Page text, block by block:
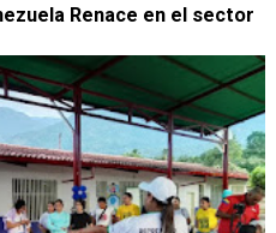
Renace en el sector